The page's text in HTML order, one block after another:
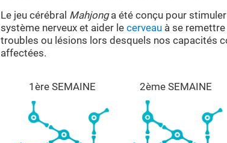
Le jeu cérébral Mahjonga été conçu pour
système nerveux et aider le cerveau à se
troubles ou lésions lors desquels nos capacités
affectées.
1ère SEMAINE 2ème SEMAINE